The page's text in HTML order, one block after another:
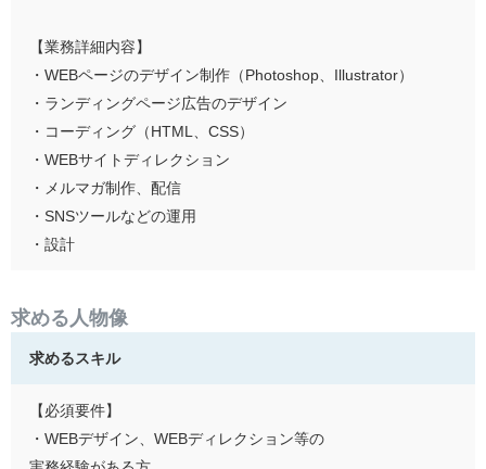
【業務詳細内容】
・WEBページのデザイン制作（Photoshop、Illustrator）
・ランディングページ広告のデザイン
・コーディング（HTML、CSS）
・WEBサイトディレクション
・メルマガ制作、配信
・SNSツールなどの運用
・設計
求める人物像
求めるスキル
【必須要件】
・WEBデザイン、WEBディレクション等の